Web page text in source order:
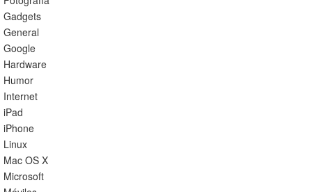
Gadgets
General
Google
Hardware
Humor
Internet
iPad
iPhone
Linux
Mac OS X
Microsoft